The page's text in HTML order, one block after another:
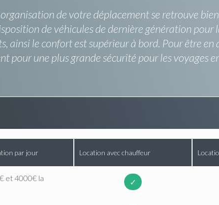
de votre déplacement se retrouve
de véhicules de dernière génération
ainsi le confort est supérieur à bord. Pour être
pour une plus grande sécurité pour les voyages
par jour Location avec chauffeur
et 4000€ la
✓